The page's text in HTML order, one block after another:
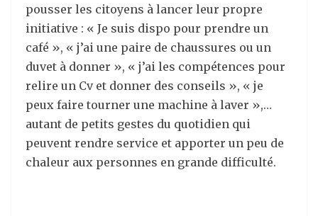
pousser les citoyens à lancer leur propre
initiative : « Je suis dispo pour prendre un
café », « j’ai une paire de chaussures ou un
duvet à donner », « j’ai les compétences pour
relire un Cv et donner des conseils », « je
peux faire tourner une machine à laver »,…
autant de petits gestes du quotidien qui
peuvent rendre service et apporter un peu de
chaleur aux personnes en grande difficulté.